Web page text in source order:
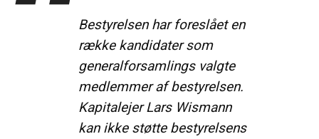
Bestyrelsen har foreslået en
række kandidater som
generalforsamlings valgte
medlemmer af bestyrelsen.
Kapitalejer Lars Wismann
kan ikke støtte bestyrelsens